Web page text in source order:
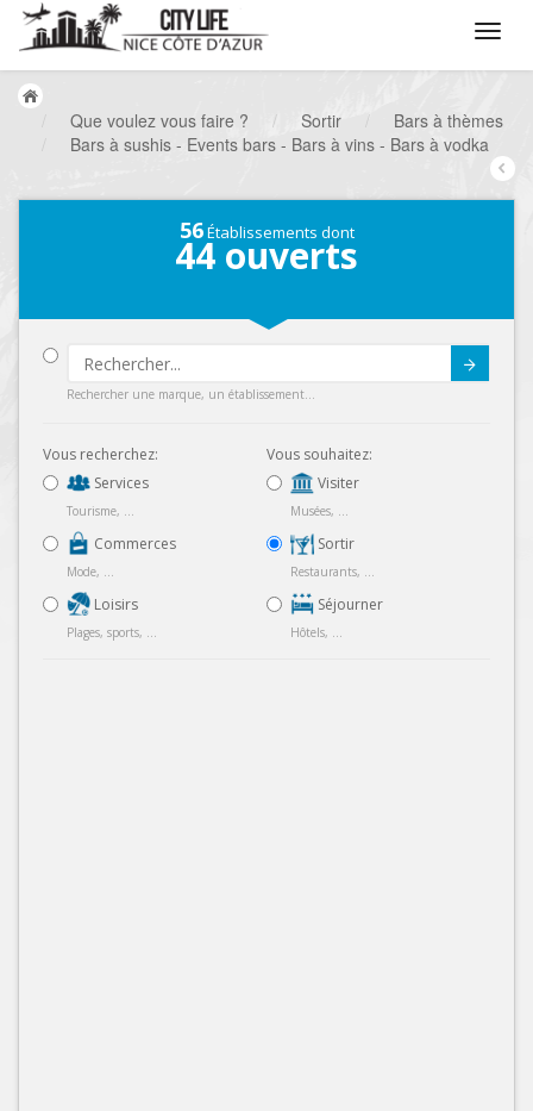
Que voulez vous faire ? / Sortir /
Bars à thèmes
Bars à sushis - Events bars - Bars à vins - Bars à vodka
56Établissements dont
44 ouverts
Rechercher une marque, un établissement...
Vous recherchez:
Services
Tourisme, ...
Commerces
Mode, ...
Loisirs
Plages, sports, ...
Vous souhaitez:
Visiter
Musées, ...
Sortir
Restaurants, ...
Séjourner
Hôtels, ...